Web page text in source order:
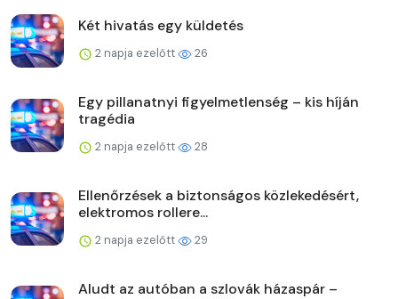
Két hivatás egy küldetés
2 napja ezelőtt 26
Egy pillanatnyi figyelmetlenség – kis híján
tragédia
2 napja ezelőtt 28
Ellenőrzések a biztonságos közlekedésért,
elektromos rollere...
2 napja ezelőtt 29
Aludt az autóban a szlovák házaspár –